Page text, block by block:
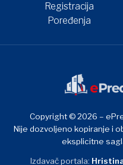
Registracija
Poređenja
Copyright © 2026 –
Nije dozvoljeno kopiranje i
eksplicitne
Izdavač portala: